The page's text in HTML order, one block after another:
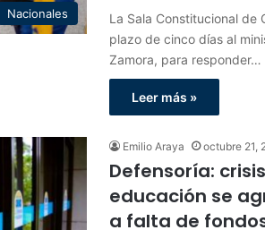
Nacionales
La Sala Constitucional de
plazo de cinco días al
Zamora, para responder…
Leer más »
Emilio Araya octubre 21,
Defensoría:
educación se
a falta de